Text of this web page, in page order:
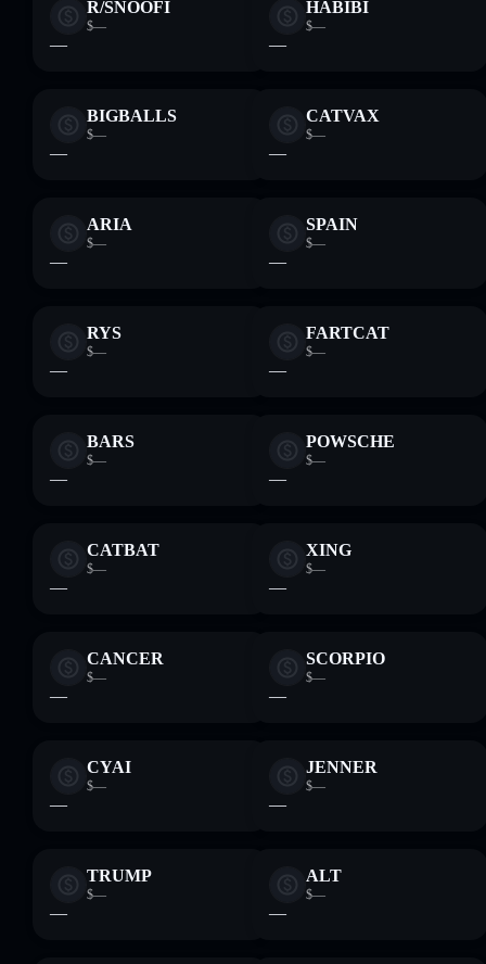
R/SNOOFI
$—
—
HABIBI
$—
—
BIGBALLS
$—
—
CATVAX
$—
—
ARIA
$—
—
SPAIN
$—
—
RYS
$—
—
FARTCAT
$—
—
BARS
$—
—
POWSCHE
$—
—
CATBAT
$—
—
XING
$—
—
CANCER
$—
—
SCORPIO
$—
—
CYAI
$—
—
JENNER
$—
—
TRUMP
$—
—
ALT
$—
—